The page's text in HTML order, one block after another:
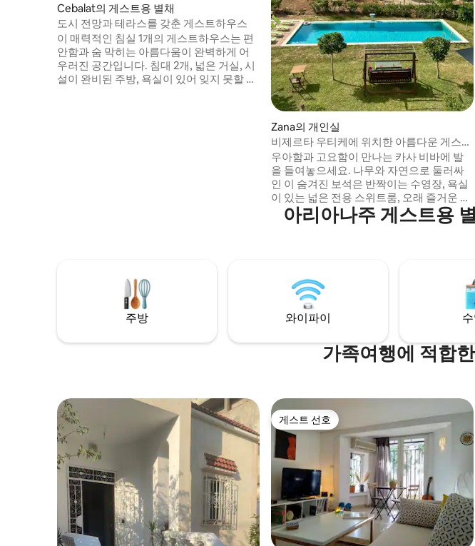
Cebalat의 게스트용 별채
도시 전망과 테라스를 갖춘 게스트하우스
이 매력적인 침실 1개의 게스트하우스는 편
안함과 숨 막히는 아름다움이 완벽하게 어
우러진 공간입니다. 침대 2개, 넓은 거실, 시
설이 완비된 주방, 욕실이 있어 잊지 못할 숙
Zana의 개인실
비제르타 우티케에 위치한 아름다운 게스트
하우스
우아함과 고요함이 만나는 카사 비바에 발
을 들여놓으세요. 나무와 자연으로 둘러싸
인 이 숨겨진 보석은 반짝이는 수영장, 욕실
이 있는 넓은 전용 스위트룸, 오래 즐거운 식
사를 위해 마련된 공용 주방을 제공합니다.
사진보다 더 멋진 곳이며, Geant에서 불과
스임을 유념해주세요. 다른 게스트가 동시
에 숙박할 수 있습니다***
아리아나주 게스트용
주방 와이파이
가족여행에 적합
게스트 선호
게스트 선호